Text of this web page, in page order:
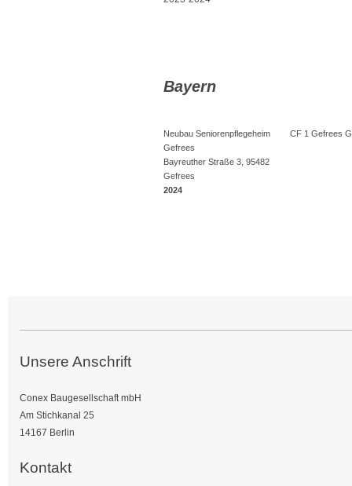
Bayern
Neubau Seniorenpflegeheim
Gefrees
Bayreuther Straße 3, 95482
Gefrees
2024
CF 1 Gefrees
Unsere Anschrift
Conex Baugesellschaft mbH
Am Stichkanal 25
14167 Berlin
Kontakt